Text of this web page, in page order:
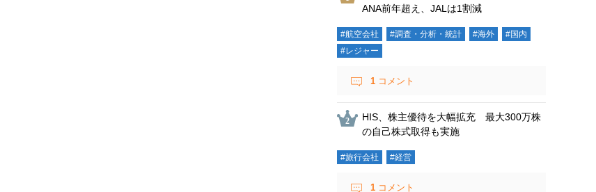
ANA前年超え、JALは1割減
#航空会社 #調査・分析・統計 #海外
#国内
#レジャー
1 コメント
HIS、株主優待を大幅拡充 最大300万株
の自己株式取得も実施
#旅行会社 #経営
1 コメント